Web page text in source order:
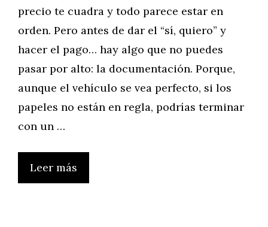
precio te cuadra y todo parece estar en
orden. Pero antes de dar el “sí, quiero” y
hacer el pago… hay algo que no puedes
pasar por alto: la documentación. Porque,
aunque el vehículo se vea perfecto, si los
papeles no están en regla, podrías terminar
con un …
Leer más